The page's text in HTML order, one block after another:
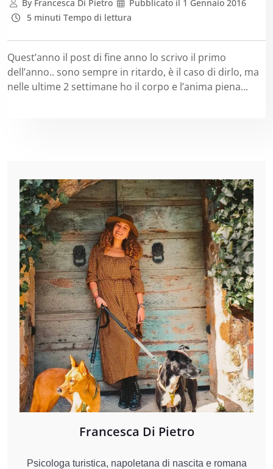
ByFrancesca Di Pietro Pubblicato il 1 Gennaio 2016
5 minuti Tempo di lettura
Quest’anno il post di fine anno lo scrivo il primo
dell’anno.. sono sempre in ritardo, è il caso di dirlo, ma
nelle ultime 2 settimane ho il corpo e l’anima piena...
Francesca Di Pietro
Psicologa turistica, napoletana di nascita e romana